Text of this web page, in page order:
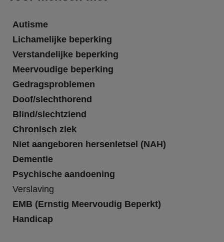
Autisme
Lichamelijke beperking
Verstandelijke beperking
Meervoudige beperking
Gedragsproblemen
Doof/slechthorend
Blind/slechtziend
Chronisch ziek
Niet aangeboren hersenletsel (NAH)
Dementie
Psychische aandoening
Verslaving
EMB (Ernstig Meervoudig Beperkt)
Handicap